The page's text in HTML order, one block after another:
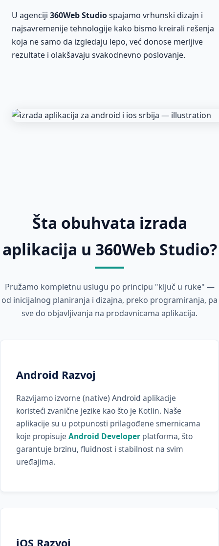
U agenciji 360Web Studiospajamo vrhunski dizajn i
najsavremenije tehnologije kako bismo kreirali rešenja
koja ne samo da izgledaju lepo, već donose merljive
rezultate i olakšavaju svakodnevno poslovanje.
Šta obuhvata izrada
aplikacija u 360Web Studio?
Pružamo kompletnu uslugu po principu "ključ u ruke" —
od inicijalnog planiranja i dizajna, preko programiranja, pa
sve do objavljivanja na prodavnicama aplikacija.
Android Razvoj
Razvijamo izvorne (native) Android aplikacije
koristeći zvanične jezike kao što je Kotlin. Naše
aplikacije su u potpunosti prilagođene smernicama
koje propisuje Android Developer platforma, što
garantuje brzinu, fluidnost i stabilnost na svim
uređajima.
iOS Razvoj